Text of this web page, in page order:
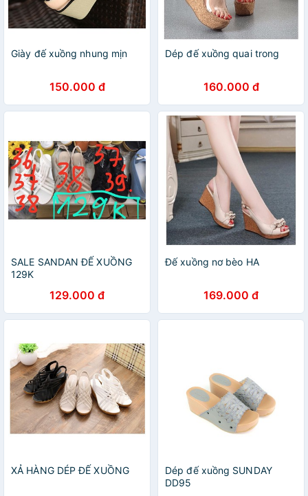
Giày đế xuồng nhung mịn
150.000 đ
Dép đế xuồng quai trong
160.000 đ
SALE SANDAN ĐẾ XUỒNG
129K
129.000 đ
Đế xuồng nơ bèo HA
169.000 đ
XẢ HÀNG DÉP ĐẾ XUỒNG
Dép đế xuồng SUNDAY
DD95